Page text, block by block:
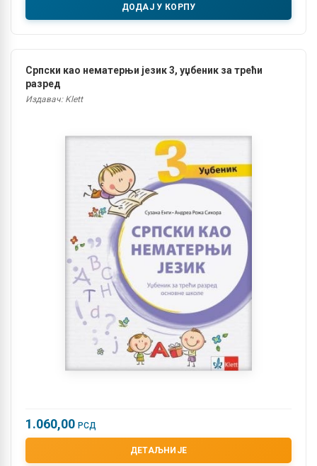
ДОДАЈ У КОРПУ
Српски као нематерњи језик 3, уџбеник за трећи
разред
Издавач: Klett
1.060,00 РСД
ДЕТАЉНИЈЕ